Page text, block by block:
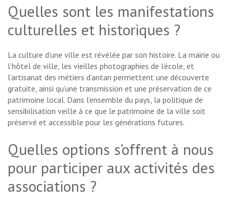
Quelles sont les manifestations
culturelles et historiques ?
La culture d’une ville est révélée par son histoire. La mairie ou
l’hôtel de ville, les vieilles photographies de l’école, et
l’artisanat des métiers d’antan permettent une découverte
gratuite, ainsi qu’une transmission et une préservation de ce
patrimoine local. Dans l’ensemble du pays, la politique de
sensibilisation veille à ce que le patrimoine de la ville soit
préservé et accessible pour les générations futures.
Quelles options s’offrent à nous
pour participer aux activités des
associations ?